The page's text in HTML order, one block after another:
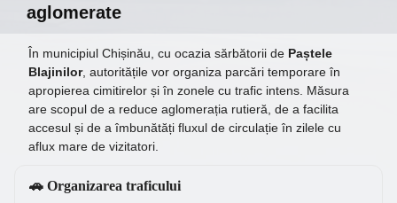
aglomerate
În municipiul Chișinău, cu ocazia sărbătorii de Paștele
Blajinilor, autoritățile vor organiza parcări temporare în
apropierea cimitirelor și în zonele cu trafic intens. Măsura
are scopul de a reduce aglomerația rutieră, de a facilita
accesul și de a îmbunătăți fluxul de circulație în zilele cu
aflux mare de vizitatori.
🚗 Organizarea traficului